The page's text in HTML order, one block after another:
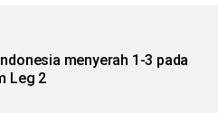
menyerah 1-3 pada
Leg 2